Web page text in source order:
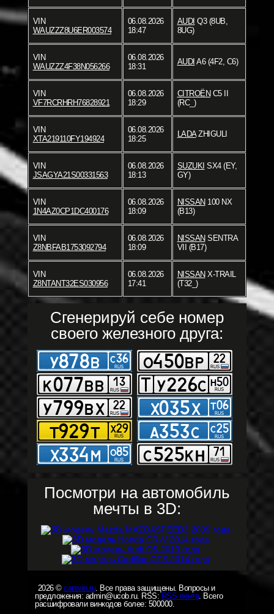
VIN
WAUZZZ8U6ER003574
06.08.2026
18:47
AUDI Q3 (8UB,
8UG)
VIN
WAUZZZ4F38N056266
06.08.2026
18:31
AUDI A6 (4F2, C6)
VIN
VF7RCRHRH76828921
06.08.2026
18:29
CITROËN C5 II
(RC_)
VIN
XTA219110FY194924
06.08.2026
18:25
LADAZHIGULI
VIN
JSAGYA21S00331563
06.08.2026
18:13
SUZUKI SX4 (EY,
GY)
VIN
1N4AZ0CP1DC400176
06.08.2026
18:09
NISSAN 100 NX
(B13)
VIN
Z8NBFAB1753092794
06.08.2026
18:09
NISSAN SENTRA
VII (B17)
VIN
Z8NTANT32ES030956
06.08.2026
17:41
NISSAN X-TRAIL
(T32_)
Сгенерируй себе номер
своего железного друга:
Посмотри на автомобиль
мечты в 3D:
2026 © carsvin.ru. Все права защищены. Вопросы и
предложения: admin@ucob.ru. RSS: RSS лента. Всего
расшифровали винкодов более: 500000.